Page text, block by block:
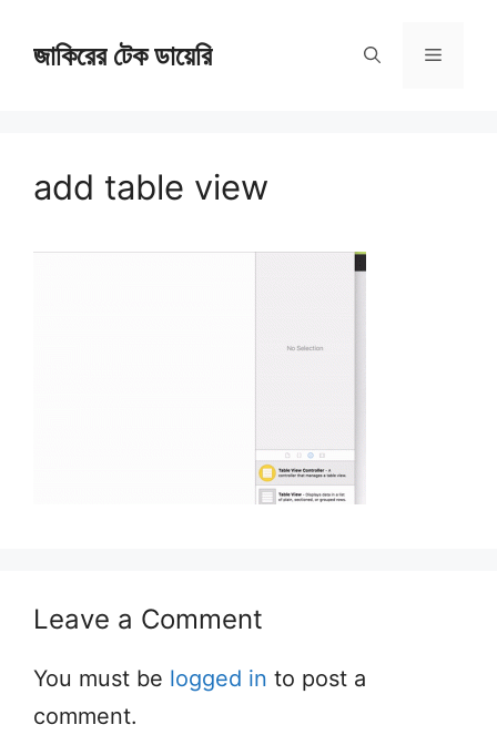
জাকিরের টেক ডায়েরি Menu
add table view
Leave a Comment
You must be logged in to post a
comment.